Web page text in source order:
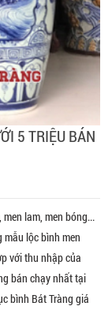
5 TRIỆU BÁN
lam, men bóng...
lộc bình men
với thu nhập của
bán chạy nhất tại
bình Bát Tràng giá